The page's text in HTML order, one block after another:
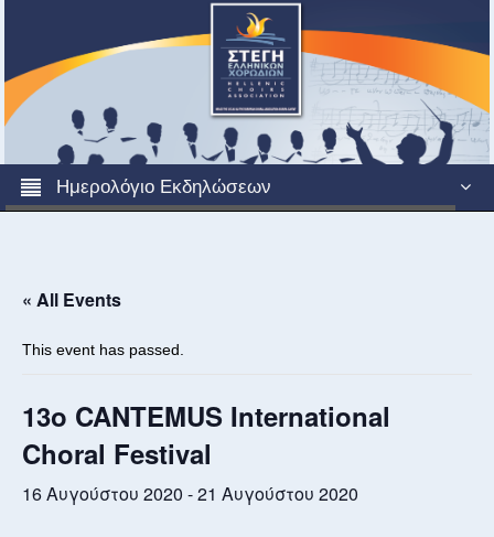
Ημερολόγιο Εκδηλώσεων
« All Events
This event has passed.
13ο CANTEMUS International
Choral Festival
16 Αυγούστου 2020 -21 Αυγούστου 2020